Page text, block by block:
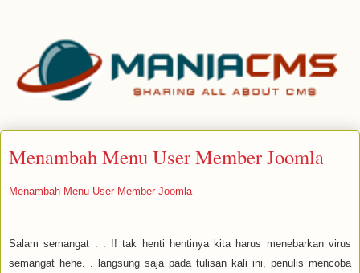
Menambah Menu User Member Joomla
Menambah Menu User Member Joomla
Salam semangat . . !! tak henti hentinya kita harus menebarkan virus
semangat hehe. . langsung saja pada tulisan kali ini, penulis mencoba